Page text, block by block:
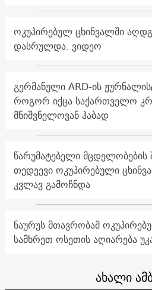
ოკუპირებულ ცხინვალში
დასრულდა. ვიდეო
გერმანული ARD-ის
როგორ იქცა საქართველო
მნიშვნელოვან ჰაბად
წარუმატებელი
თედეევი ოკუპირებული
კვლავ გამოჩნდა
ნაურუს მთავრობამ
სამხრეთ ოსეთის აღიარება
ახალი